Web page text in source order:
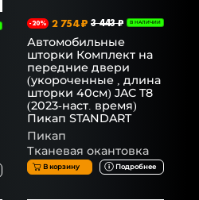
-20% 2 754 ₽ 3 443 ₽ В НАЛИЧИИ
Автомобильные
шторки Комплект на
передние двери
(укороченные , длина
шторки 40см) JAC T8
(2023-наст. время)
Пикап STANDART
Пикап
Тканевая окантовка
В корзину Подробнее